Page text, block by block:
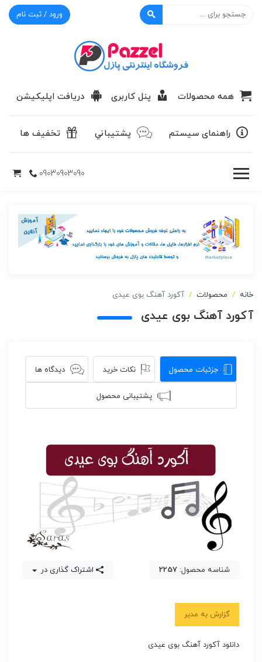
ورود / ثبت نام
همه محصولات پنل کاربری دریافت اپلیکیشن
راهنمای سیستم پشتيباني تخفیف ها
09030903090
خانه محصولات آکورد آهنگ بوی عیدی
آکورد آهنگ بوی عیدی
جزئیات محصول نکات خرید دیدگاه ها
پشتیبانی محصول
شناسه محصول: 2257 اشتراک گذاری در
گزارش به مدیر
دانلود آکورد آهنگ بوی عیدی